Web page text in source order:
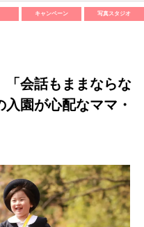
キャンペーン 写真スタジオ
「会話もままならな
園が心配なママ・